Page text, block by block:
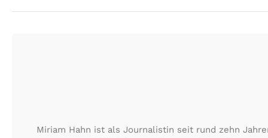
Miriam Hahn ist als Journalistin seit rund zehn